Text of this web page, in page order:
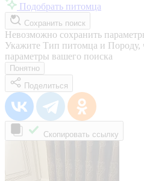
Подобрать питомца
Сохранить поиск
Невозможно сохранить
Укажите Тип питомца и Породу,
параметры вашего поиска
Понятно
Поделиться
Скопировать ссылку